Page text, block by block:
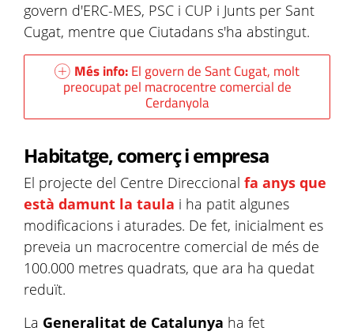
govern d'ERC-MES, PSC i CUP i Junts per Sant
Cugat, mentre que Ciutadans s'ha abstingut.
Més info:El govern de Sant Cugat, molt
preocupat pel macrocentre comercial de
Cerdanyola
Habitatge, comerç i empresa
El projecte del Centre Direccional fa anys que
està damunt la taula i ha patit algunes
modificacions i aturades. De fet, inicialment es
preveia un macrocentre comercial de més de
100.000 metres quadrats, que ara ha quedat
reduït.
La Generalitat de Catalunya ha fet